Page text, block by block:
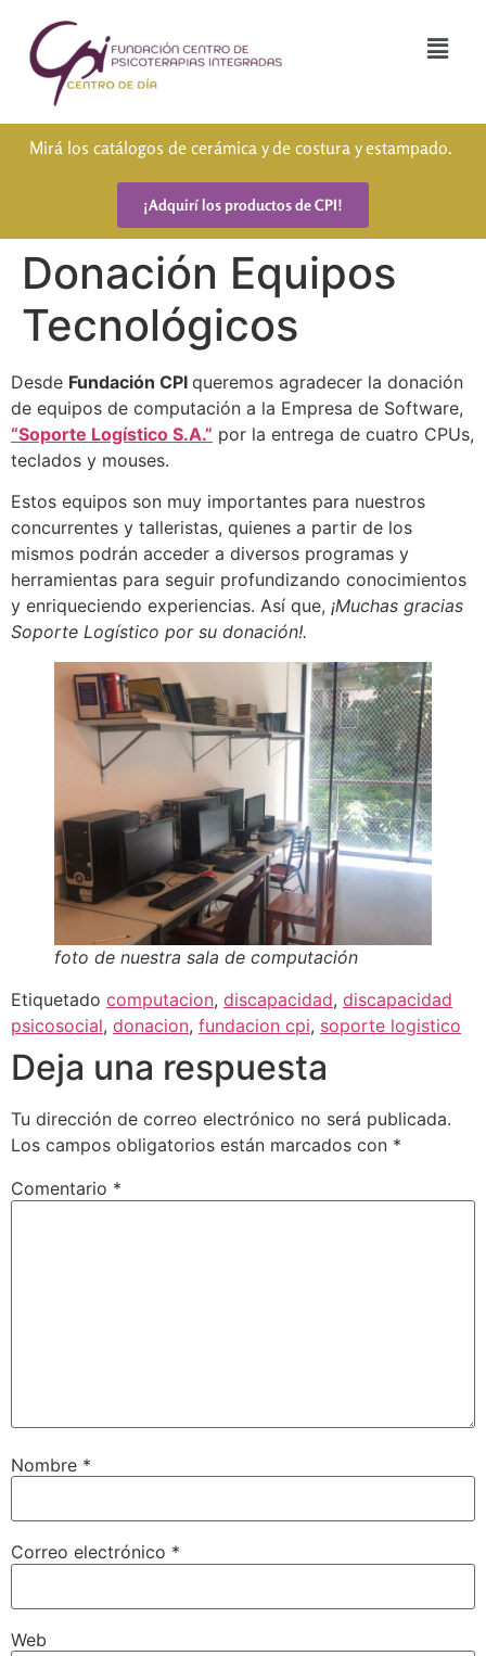
Mirá los catálogos de cerámica y de costura y estampado.
¡Adquirí los productos de CPI!
Donación Equipos
Tecnológicos
Desde Fundación CPI queremos agradecer la donación
de equipos de computación a la Empresa de Software,
“Soporte Logístico S.A.” por la entrega de cuatro CPUs,
teclados y mouses.
Estos equipos son muy importantes para nuestros
concurrentes y talleristas, quienes a partir de los
mismos podrán acceder a diversos programas y
herramientas para seguir profundizando conocimientos
y enriqueciendo experiencias. Así que, ¡Muchas gracias
Soporte Logístico por su donación!.
foto de nuestra sala de computación
Etiquetado computacion, discapacidad, discapacidad
psicosocial, donacion, fundacion cpi, soporte logistico
Deja una respuesta
Tu dirección de correo electrónico no será publicada.
Los campos obligatorios están marcados con *
Comentario *
Nombre *
Correo electrónico *
Web